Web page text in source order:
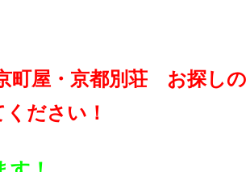
町屋・京都別荘 お探しの
ださい！